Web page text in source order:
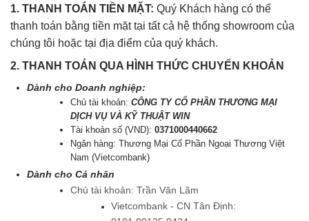
1. THANH TOÁN TIỀN MẶT: Quý Khách hàng có thể
thanh toán bằng tiền mặt tại tất cả hệ thống showroom của
chúng tôi hoặc tại địa điểm của quý khách.
2. THANH TOÁN QUA HÌNH THỨC CHUYỂN KHOẢN
Dành cho Doanh nghiệp:
Chủ tài khoản:CÔNG TY CỔ PHẦN THƯƠNG MẠI
DỊCH VỤ VÀ KỸ THUẬT WIN
Tài khoản số (VND):0371000440662
Ngân hàng: Thương Mại Cổ Phần Ngoại Thương Việt
Nam (Vietcombank)
Dành cho Cá nhân
Chủ tài khoản: Trần Văn Lãm
Vietcombank - CN Tân Định: